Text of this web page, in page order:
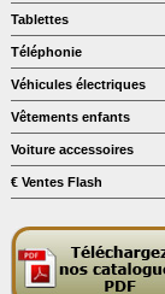
Tablettes
Téléphonie
Véhicules électriques
Vêtements enfants
Voiture accessoires
€ Ventes Flash